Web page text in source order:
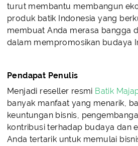
turut membantu membangun
produk batik Indonesia yang
membuat Anda merasa bangga
dalam mempromosikan budaya
Pendapat Penulis
Menjadi reseller resmi Batik
banyak manfaat yang menarik,
keuntungan bisnis,
kontribusi terhadap budaya dan
Anda tertarik untuk memulai